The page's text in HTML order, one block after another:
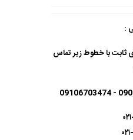
:
ثابت با خطوط زیر تماس